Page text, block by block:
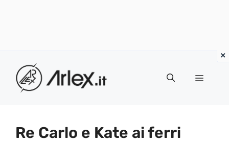
contenuto
Menu
Re Carlo e Kate ai ferri